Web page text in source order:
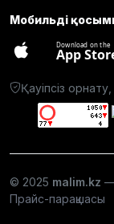
Мобильді
Download on the
App
Қауіпсіз
© 2025 malim.kz —
Прайс-парақшасы